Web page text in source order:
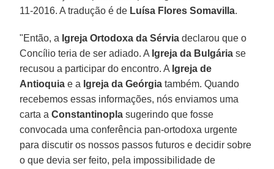
11-2016. A tradução é de Luísa Flores Somavilla.
"Então, a Igreja Ortodoxa da Sérvia declarou que o
Concílio teria de ser adiado. A Igreja da Bulgária se
recusou a participar do encontro. A Igreja de
Antioquia e a Igreja da Geórgia também. Quando
recebemos essas informações, nós enviamos uma
carta aConstantinopla sugerindo que fosse
convocada uma conferência pan-ortodoxa urgente
para discutir os nossos passos futuros e decidir sobre
o que devia ser feito, pela impossibilidade de